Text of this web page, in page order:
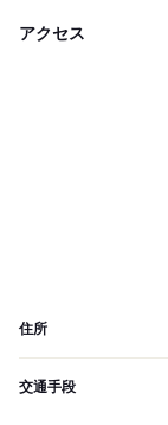
アクセス
住所
交通手段